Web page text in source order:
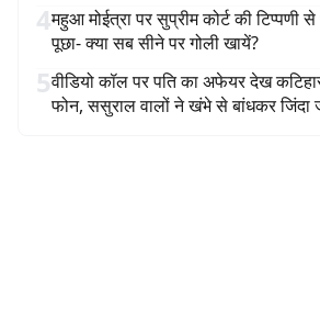
4महुआ मोईत्रा पर सुप्रीम कोर्ट की
पूछा- क्या सब सीने पर गोली खायें?
5वीडियो कॉल पर पति का अफेयर देख
फोन, ससुराल वालों ने खंभे से बांधकर जिंदा